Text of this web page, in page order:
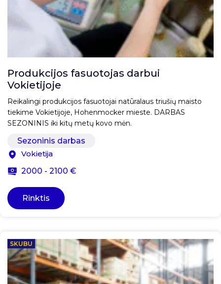
Produkcijos fasuotojas darbui
Vokietijoje
Reikalingi produkcijos fasuotojai natūralaus triušių maisto
tiekime Vokietijoje, Hohenmocker mieste. DARBAS
SEZONINIS iki kitų metų kovo mėn.
Sezoninis darbas
Vokietija
2000 - 2100 €
Rinktis
SKUBU